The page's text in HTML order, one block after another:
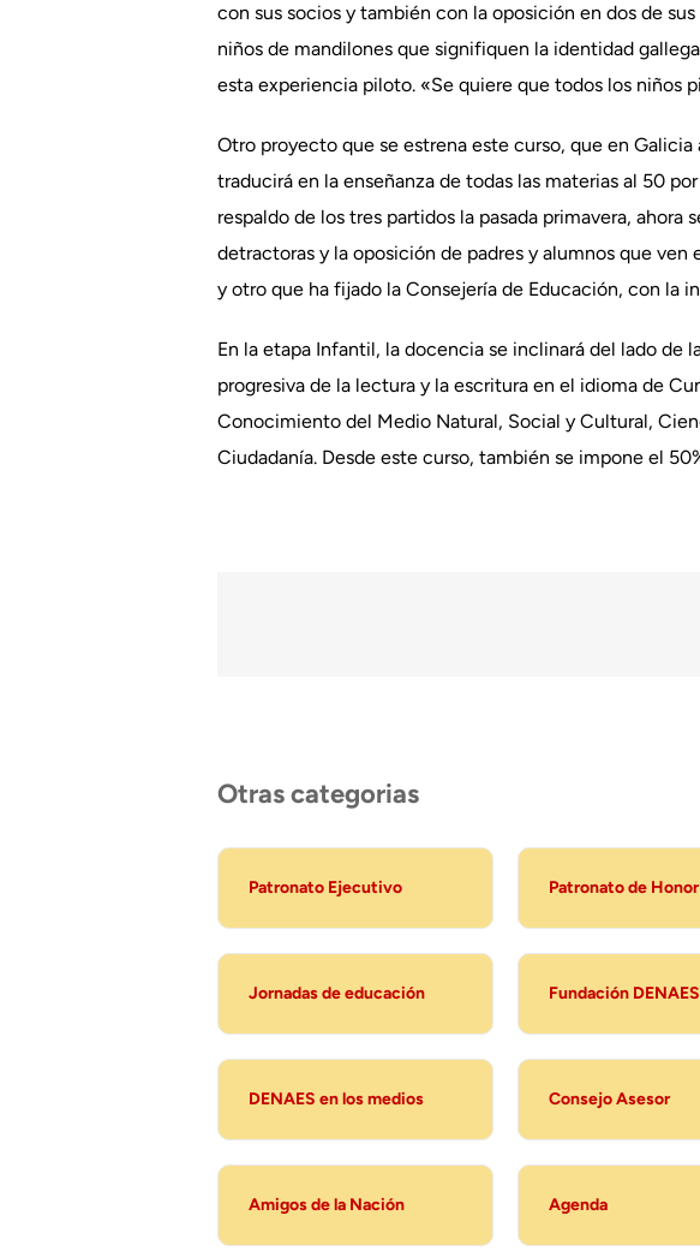
con sus socios y también con la oposición en dos de
niños de mandilones que signifiquen la identidad
esta experiencia piloto. «Se quiere que todos los niños
Otro proyecto que se estrena este curso, que en
traducirá en la enseñanza de todas las materias al 50
respaldo de los tres partidos la pasada primavera,
detractoras y la oposición de padres y alumnos que
y otro que ha fijado la Consejería de Educación, con la
En la etapa Infantil, la docencia se inclinará del lado
progresiva de la lectura y la escritura en el idioma de
Conocimiento del Medio Natural, Social y Cultural,
Ciudadanía. Desde este curso, también se impone el
Otras categorias
Patronato Ejecutivo Patronato de Honor
Jornadas de educación Fundación DENAES
DENAES en los medios Consejo Asesor
Amigos de la Nación Agenda